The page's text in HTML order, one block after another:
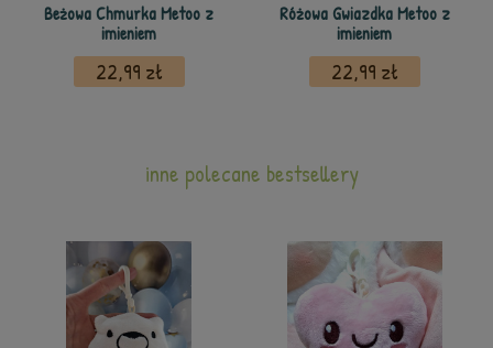
Beżowa Chmurka Metoo z
imieniem
22,99 zł
Różowa Gwiazdka Metoo z
imieniem
22,99 zł
inne polecane bestsellery